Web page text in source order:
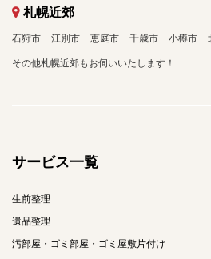
札幌近郊
石狩市 江別市 恵庭市 千歳市 小樽市
その他札幌近郊もお伺いいたします！
サービス一覧
生前整理
遺品整理
汚部屋・ゴミ部屋・ゴミ屋敷片付け